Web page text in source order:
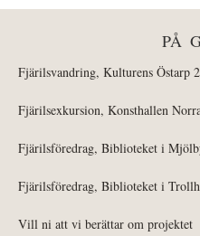
PÅ
Fjärilsvandring, Kulturens Östarp
Fjärilsexkursion, Konsthallen
Fjärilsföredrag, Biblioteket i
Fjärilsföredrag, Biblioteket i
Vill ni att vi berättar om projektet